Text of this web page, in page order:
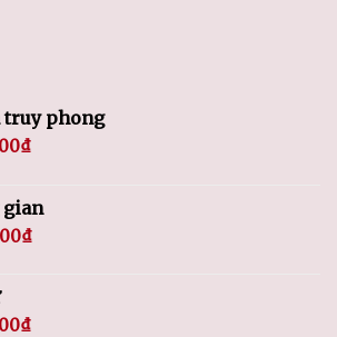
truy phong
₫
gian
₫
₫